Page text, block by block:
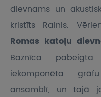
dievnams un
kristīts Rainis.
Romas katoļu
Baznīca
iekomponēta
ansamblī, un tajā